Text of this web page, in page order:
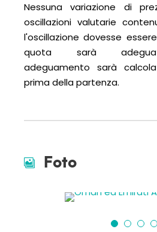
Nessuna variazione di
oscillazioni valutarie
l'oscillazione dovesse
quota sarà
adeguamento sarà
prima della partenza.
Foto